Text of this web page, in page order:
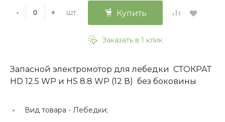
- + шт. Купить
Заказать в 1 клик
Запасной электромотор для лебедки СТОКРАТ
HD 12.5 WP и HS 8.8 WP (12 В) без боковины
Вид товара - Лебедки;